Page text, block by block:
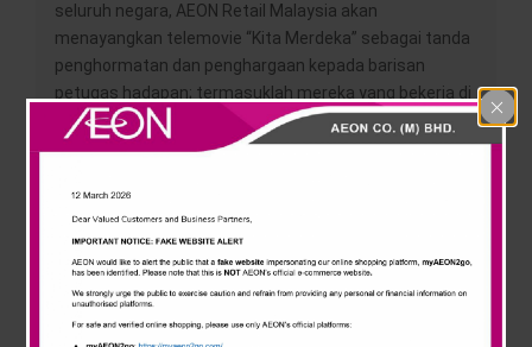
News & Events
Careline
seluruh negara, AEON Retail Malaysia akan
menayangkan telemovie “Kita Merdeka” sebagai tanda
penghormatan dan penghargaan kepada barisan
petugas hadapan; termasuklah mereka yang bekerja di
dalam produk dan perkhidmatan penting.
AEON Retail Malaysia, telemovie ini merupakan salah
satu projek tanggungjawab sosial korporat (CSR) dan
kerjanya, rakan kongsi, pembekal barangan dan seluruh
ekosistem yang terlibat bertungkus lumus bekerja
tanpa henti bagi memastikan barangan keperluan